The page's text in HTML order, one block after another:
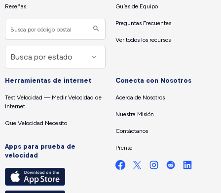
Reseñas Guías de Equipo
Preguntas Frecuentes
Ver todos los recursos
Herramientas de internet
Test Velocidad — Medir Velocidad de
Internet
Que Velocidad Necesito
Apps para prueba de
velocidad
Conecta con Nosotros
Acerca de Nosotros
Nuestra Misión
Contáctanos
Prensa